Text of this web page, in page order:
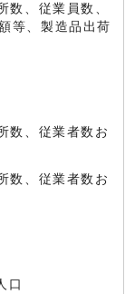
、従業員数、
等、製造品出荷
、従業者数お
、従業者数お
口